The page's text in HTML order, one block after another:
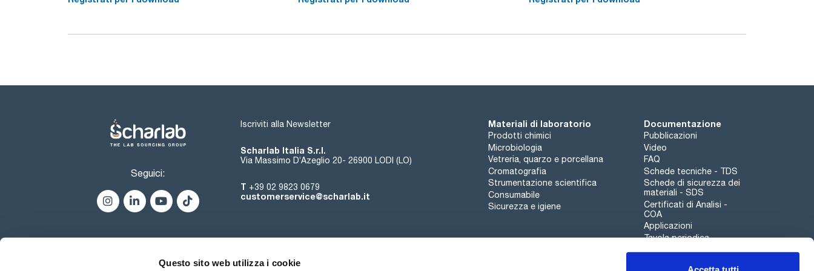
Questo sito web utilizza i cookie
grazie al meccanismo di blocco del volume reale.
Seguici:
Iscriviti alla Newsletter
Scharlab Italia S.r.l.
Via Massimo D’Azeglio 20- 26900 LODI (LO)
T +39 02 9823 0679
customerservice@scharlab.it
Materiali di laboratorio
Prodotti chimici
Microbiologia
Vetreria, quarzo e porcellana
Cromatografia
Strumentazione scientifica
Consumabile
Sicurezza e igiene
Documentazione
Pubblicazioni
Video
FAQ
Schede tecniche - TDS
Schede di sicurezza dei
materiali - SDS
Certificati di Analisi -
COA
Applicazioni
Tavola periodica